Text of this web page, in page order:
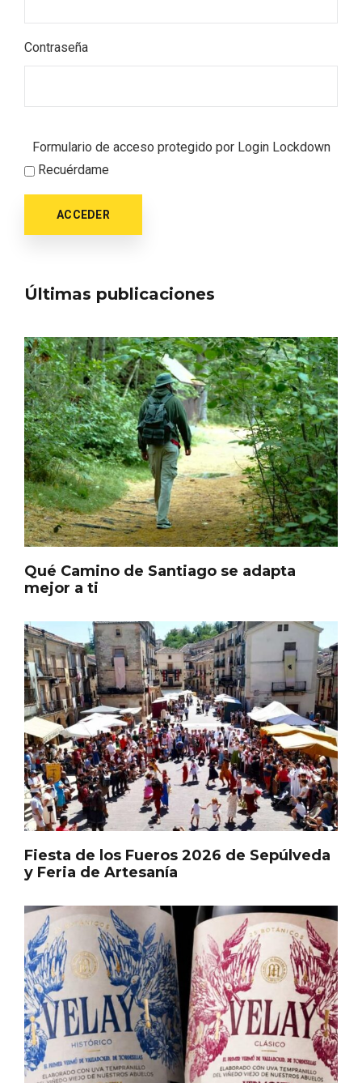
Contraseña
Formulario de acceso protegido por Login Lockdown
Recuérdame
ACCEDER
Últimas publicaciones
Qué Camino de Santiago se adapta
mejor a ti
Fiesta de los Fueros 2026 de Sepúlveda
y Feria de Artesanía
Itinerarios musicales en San Miguel del
Pino 2026
En marzo, vuelve la mejor gastronomía
de la Trufa Negra de Soria